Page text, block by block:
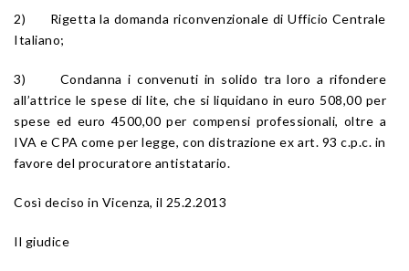
2) Rigetta la domanda riconvenzionale di Ufficio Centrale
Italiano;
3) Condanna i convenuti in solido tra loro a rifondere
all’attrice le spese di lite, che si liquidano in euro 508,00 per
spese ed euro 4500,00 per compensi professionali, oltre a
IVA e CPA come per legge, con distrazione ex art. 93 c.p.c. in
favore del procuratore antistatario.
Così deciso in Vicenza, il 25.2.2013
Il giudice